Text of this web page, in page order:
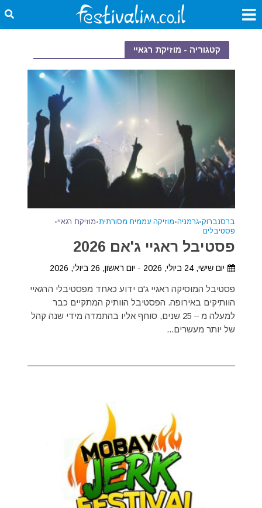
קטגוריה - מוזיקת רגאיי
ברסנברוק•גרמניה•מוזיקה עממית מסורתית•מוזיקת רגאיי•
פסטיבלים
פסטיבל ראגיי ג'אם 2026
יום שישי, 24 ביולי, 2026 - יום ראשון, 26 ביולי, 2026
פסטיבל המוסיקה ראגיי ג'ם ידוע כאחד מפסטיבלי הרגאיי
הוותיקים באירופה. הפסטיבל הוותיק המתקיים כבר
למעלה מ – 25 שנים, סוחף אליו בהתמדה מידי שנה קהל
של יותר מעשרים...